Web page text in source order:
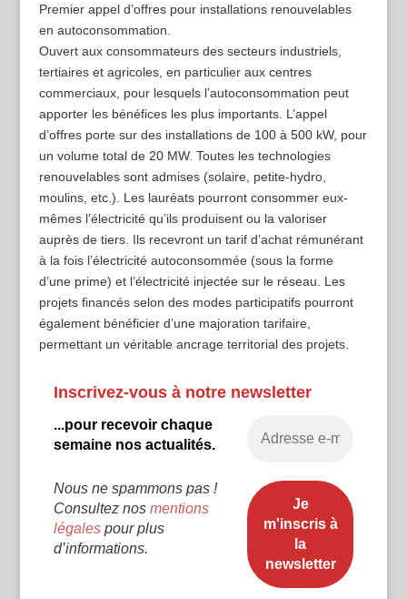
Premier appel d’offres pour installations renouvelables
en autoconsommation.
Ouvert aux consommateurs des secteurs industriels,
tertiaires et agricoles, en particulier aux centres
commerciaux, pour lesquels l’autoconsommation peut
apporter les bénéfices les plus importants. L’appel
d’offres porte sur des installations de 100 à 500 kW, pour
un volume total de 20 MW. Toutes les technologies
renouvelables sont admises (solaire, petite-hydro,
moulins, etc.). Les lauréats pourront consommer eux-
mêmes l’électricité qu’ils produisent ou la valoriser
auprès de tiers. Ils recevront un tarif d’achat rémunérant
à la fois l’électricité autoconsommée (sous la forme
d’une prime) et l’électricité injectée sur le réseau. Les
projets financés selon des modes participatifs pourront
également bénéficier d’une majoration tarifaire,
permettant un véritable ancrage territorial des projets.
Inscrivez-vous à notre newsletter
...pour recevoir chaque
semaine nos actualités.
Nous ne spammons pas !
Consultez nos mentions
légalespour plus
d’informations.